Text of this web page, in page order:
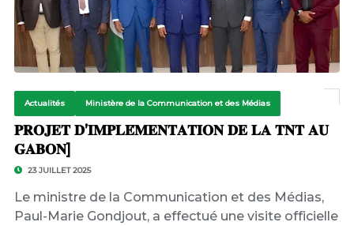
Actualités Ministère de la Communication et des Médias
𝐏𝐑𝐎𝐉𝐄𝐓 𝐃’𝐈𝐌𝐏𝐋𝐄́𝐌𝐄𝐍𝐓𝐀𝐓𝐈𝐎𝐍 𝐃𝐄 𝐋𝐀 𝐓𝐍𝐓 𝐀𝐔
𝐆𝐀𝐁𝐎𝐍]
23 JUILLET 2025
Le ministre de la Communication et des Médias,
Paul-Marie Gondjout, a effectué une visite officielle